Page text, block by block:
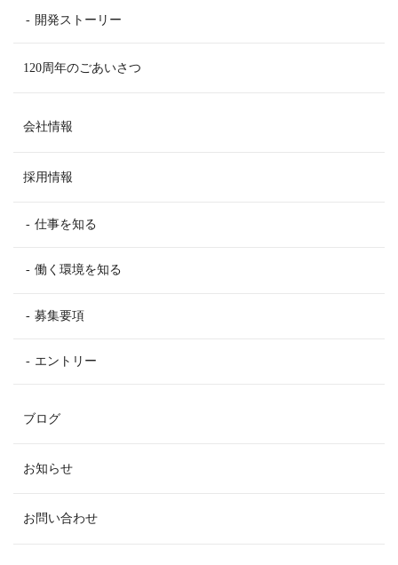
開発ストーリー
120周年のごあいさつ
会社情報
採用情報
仕事を知る
働く環境を知る
募集要項
エントリー
ブログ
お知らせ
お問い合わせ